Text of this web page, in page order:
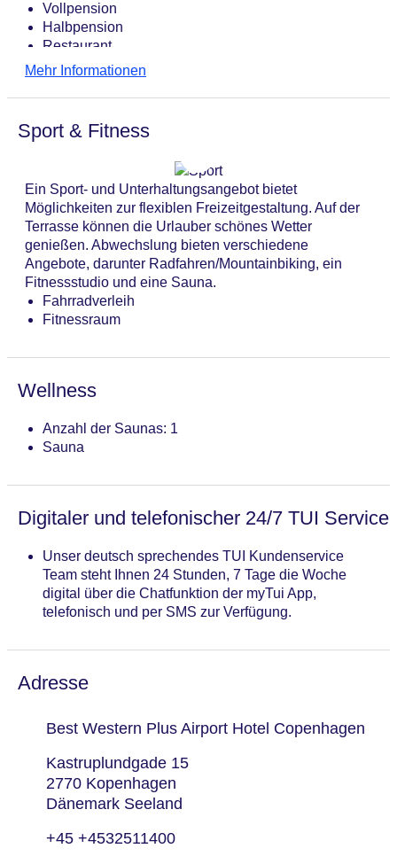
Vollpension
Halbpension
Restaurant
Mehr Informationen
Sport & Fitness
Ein Sport- und Unterhaltungsangebot bietet
Möglichkeiten zur flexiblen Freizeitgestaltung. Auf der
Terrasse können die Urlauber schönes Wetter
genießen. Abwechslung bieten verschiedene
Angebote, darunter Radfahren/Mountainbiking, ein
Fitnessstudio und eine Sauna.
Fahrradverleih
Fitnessraum
Wellness
Anzahl der Saunas: 1
Sauna
Digitaler und telefonischer 24/7 TUI Service
Unser deutsch sprechendes TUI Kundenservice
Team steht Ihnen 24 Stunden, 7 Tage die Woche
digital über die Chatfunktion der myTui App,
telefonisch und per SMS zur Verfügung.
Adresse
Best Western Plus Airport Hotel Copenhagen
Kastruplundgade 15
2770 Kopenhagen
Dänemark Seeland
+45 +4532511400